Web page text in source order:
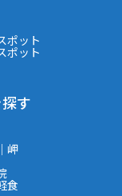
ポット
ポット
す
岬
食